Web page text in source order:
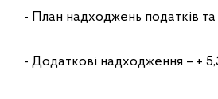
- План надходжень податків
- Додаткові надходження – +